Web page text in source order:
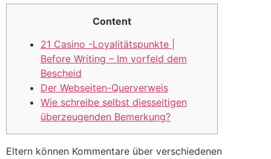
Content
21 Casino -Loyalitätspunkte |
Before Writing – Im vorfeld dem
Bescheid
Der Webseiten-Querverweis
Wie schreibe selbst diesseitigen
überzeugenden Bemerkung?
Eltern können Kommentare über verschiedenen